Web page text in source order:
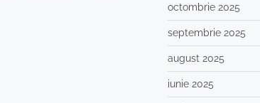
octombrie 2025
septembrie 2025
august 2025
iunie 2025